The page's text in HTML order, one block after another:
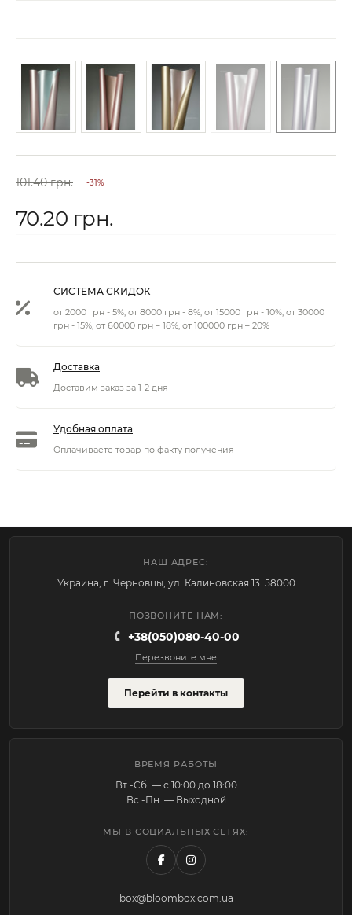
101.40 грн. -31%
70.20 грн.
СИСТЕМА СКИДОК
от 2000 грн - 5%, от 8000 грн - 8%, от 15000 грн - 10%, от 30000
грн - 15%, от 60000 грн – 18%, от 100000 грн – 20%
Доставка
Доставим заказ за 1-2 дня
Удобная оплата
Оплачиваете товар по факту получения
НАШ АДРЕС:
Украина, г. Черновцы, ул. Калиновская 13. 58000
ПОЗВОНИТЕ НАМ:
+38(050)080-40-00
Перезвоните мне
Перейти в контакты
ВРЕМЯ РАБОТЫ
Вт.-Cб. — с 10:00 до 18:00
Вс.-Пн. — Выходной
МЫ В СОЦИАЛЬНЫХ СЕТЯХ:
box@bloombox.com.ua